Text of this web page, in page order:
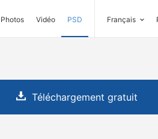
Photos Vidéo PSD Français
Téléchargement gratuit